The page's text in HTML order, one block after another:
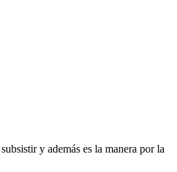
y además es la manera por la